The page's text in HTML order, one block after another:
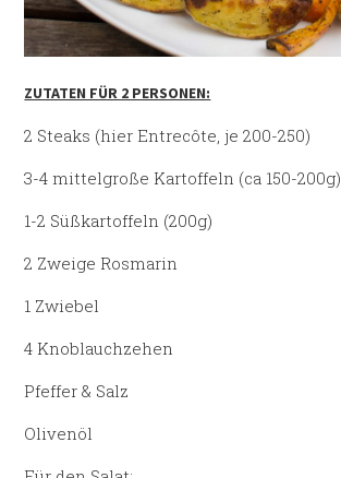
ZUTATEN FÜR 2 PERSONEN:
2 Steaks (hier Entrecôte, je 200-250)
3-4 mittelgroße Kartoffeln (ca 150-200g)
1-2 Süßkartoffeln (200g)
2 Zweige Rosmarin
1 Zwiebel
4 Knoblauchzehen
Pfeffer & Salz
Olivenöl